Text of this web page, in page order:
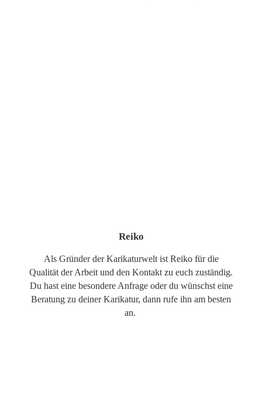
Reiko
Als Gründer der Karikaturwelt ist Reiko für die
Qualität der Arbeit und den Kontakt zu euch zuständig.
Du hast eine besondere Anfrage oder du wünschst eine
Beratung zu deiner Karikatur, dann rufe ihn am besten
an.